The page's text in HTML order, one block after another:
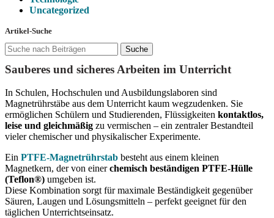
Uncategorized
Artikel-Suche
Suche
Sauberes und sicheres Arbeiten im Unterricht
In Schulen, Hochschulen und Ausbildungslaboren sind
Magnetrührstäbe aus dem Unterricht kaum wegzudenken. Sie
ermöglichen Schülern und Studierenden, Flüssigkeiten kontaktlos,
leise und gleichmäßig zu vermischen – ein zentraler Bestandteil
vieler chemischer und physikalischer Experimente.
Ein PTFE-Magnetrührstab besteht aus einem kleinen
Magnetkern, der von einerchemisch beständigen PTFE-Hülle
(Teflon®) umgeben ist.
Diese Kombination sorgt für maximale Beständigkeit gegenüber
Säuren, Laugen und Lösungsmitteln – perfekt geeignet für den
täglichen Unterrichtseinsatz.